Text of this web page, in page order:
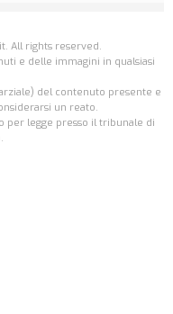
All rights reserved.
e delle immagini in qualsiasi
del contenuto presente e
un reato.
per legge presso il tribunale di